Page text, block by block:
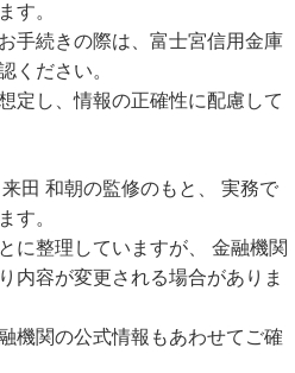
す。
手続きの際は、富士宮信用金庫
ください。
定し、情報の正確性に配慮して
田 和朝の監修のもと、 実務で
す。
に整理していますが、 金融機関
内容が変更される場合がありま
機関の公式情報もあわせてご確